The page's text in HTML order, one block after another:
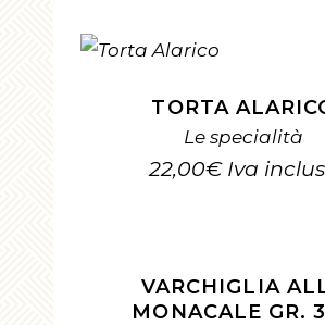
AGGIUNGI AL
TORTA
Le specialità
22,00€ Iva
VARCHIGLIA
MONACALE GR.